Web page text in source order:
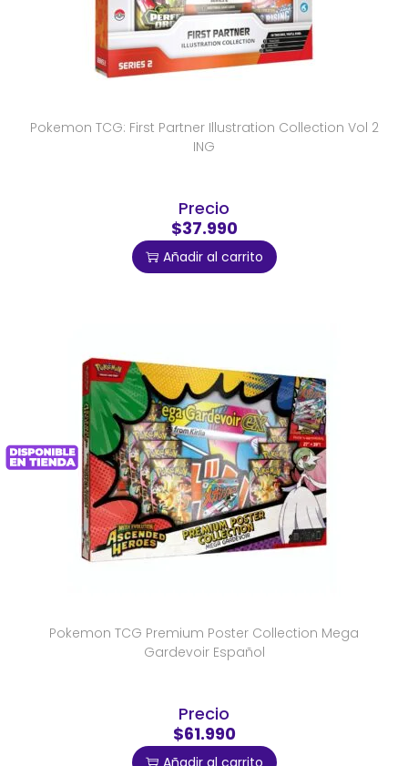
Pokemon TCG: First Partner Illustration Collection Vol 2
ING
Precio
$37.990
Añadir al carrito
Pokemon TCG Premium Poster Collection Mega
Gardevoir Español
Precio
$61.990